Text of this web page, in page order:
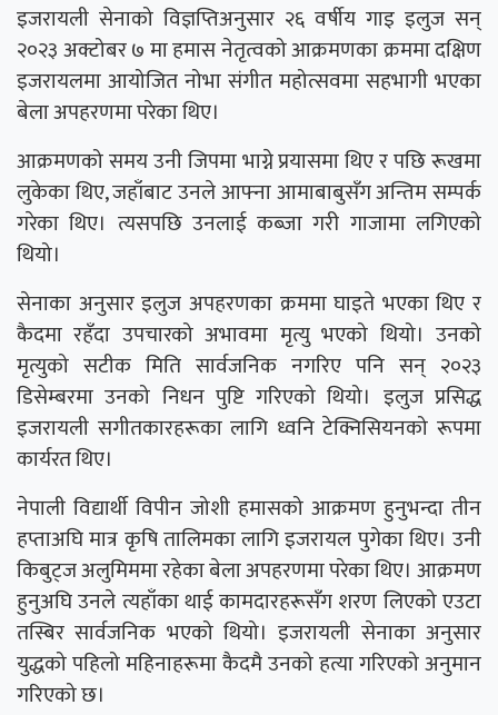
इजरायली सेनाको विज्ञप्तिअनुसार २६ वर्षीय गाइ इलुज सन्
२०२३ अक्टोबर ७ मा हमास नेतृत्वको आक्रमणका क्रममा दक्षिण
इजरायलमा आयोजित नोभा संगीत महोत्सवमा सहभागी भएका
बेला अपहरणमा परेका थिए।
आक्रमणको समय उनी जिपमा भाग्ने प्रयासमा थिए र पछि रूखमा
लुकेका थिए, जहाँबाट उनले आफ्ना आमाबाबुसँग अन्तिम सम्पर्क
गरेका थिए। त्यसपछि उनलाई कब्जा गरी गाजामा लगिएको
थियो।
सेनाका अनुसार इलुज अपहरणका क्रममा घाइते भएका थिए र
कैदमा रहँदा उपचारको अभावमा मृत्यु भएको थियो। उनको
मृत्युको सटीक मिति सार्वजनिक नगरिए पनि सन् २०२३
डिसेम्बरमा उनको निधन पुष्टि गरिएको थियो। इलुज प्रसिद्ध
इजरायली सगीतकारहरूका लागि ध्वनि टेक्निसियनको रूपमा
कार्यरत थिए।
नेपाली विद्यार्थी विपीन जोशी हमासको आक्रमण हुनुभन्दा तीन
हप्ताअघि मात्र कृषि तालिमका लागि इजरायल पुगेका थिए। उनी
किबुट्ज अलुमिममा रहेका बेला अपहरणमा परेका थिए। आक्रमण
हुनुअघि उनले त्यहाँका थाई कामदारहरूसँग शरण लिएको एउटा
तस्बिर सार्वजनिक भएको थियो। इजरायली सेनाका अनुसार
युद्धको पहिलो महिनाहरूमा कैदमै उनको हत्या गरिएको अनुमान
गरिएको छ।